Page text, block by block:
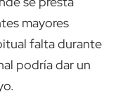
mayores
falta durante
podría dar un